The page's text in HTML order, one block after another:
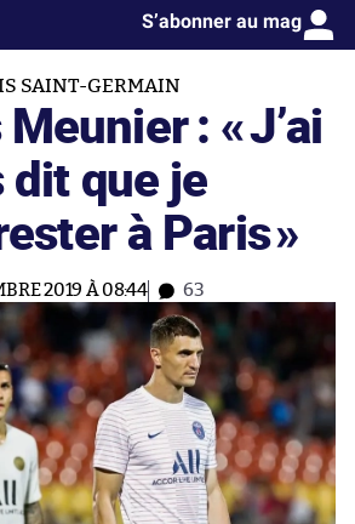
S’abonner au mag
SAINT-GERMAIN
: «J’ai
que je
à Paris»
2019 À 08:44 63